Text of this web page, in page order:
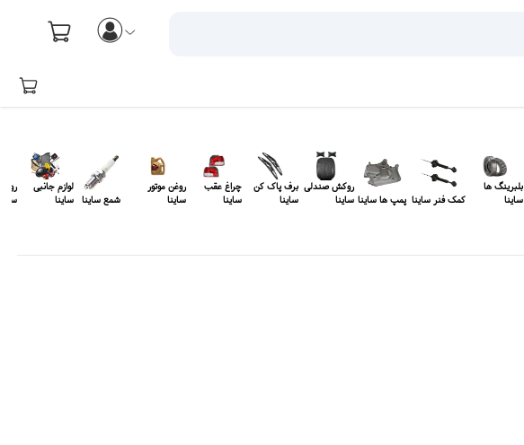
بلبرینگ ها
ساینا
کمک فنر ساینا پمپ ها ساینا
روکش صندلی
ساینا
برف پاک کن
ساینا
چراغ عقب
ساینا
روغن موتور
ساینا
شمع ساینا
لوازم جانبی
ساینا